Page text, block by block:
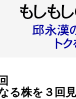
る株を３回